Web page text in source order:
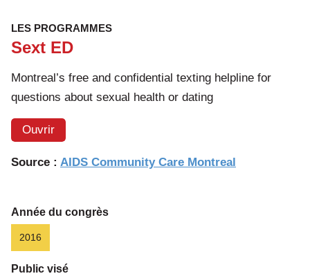
LES PROGRAMMES
Sext ED
Montreal’s free and confidential texting helpline for
questions about sexual health or dating
Ouvrir
Source : AIDS Community Care Montreal
Année du congrès
2016
Public visé